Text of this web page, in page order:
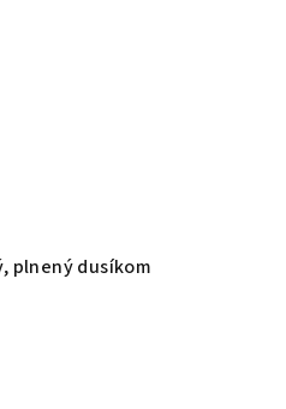
plnený dusíkom